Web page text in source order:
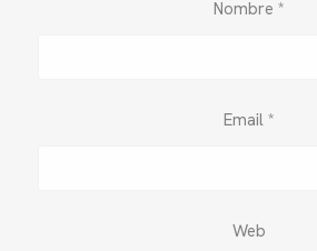
Nombre *
Email *
Web